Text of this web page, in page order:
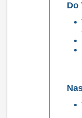
Do